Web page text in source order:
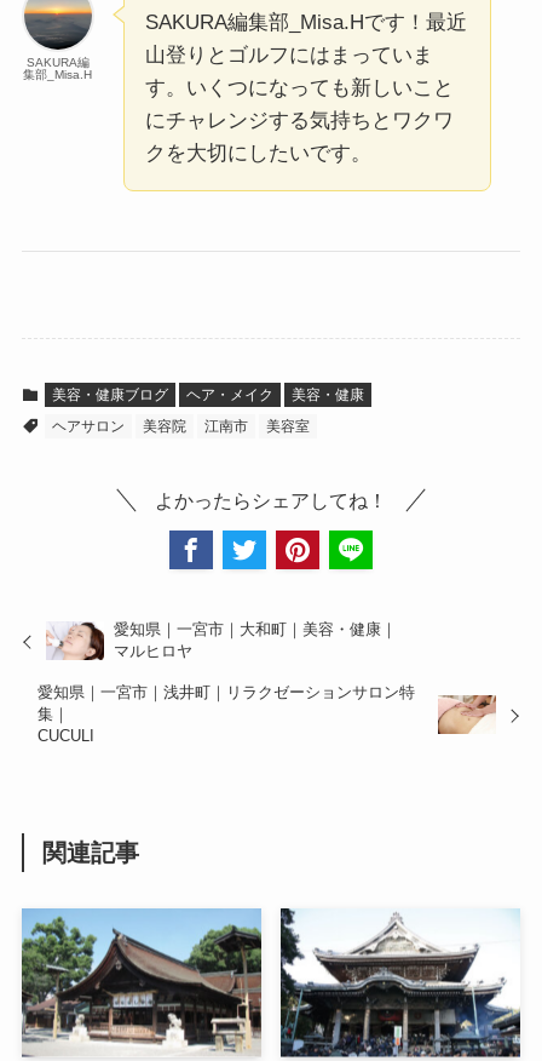
SAKURA編
集部_Misa.H
SAKURA編集部_Misa.Hです！最近
山登りとゴルフにはまっていま
す。いくつになっても新しいこと
にチャレンジする気持ちとワクワ
クを大切にしたいです。
美容・健康ブログ ヘア・メイク
美容・健康
ヘアサロン
美容院 江南市 美容室
よかったらシェアしてね！
愛知県｜一宮市｜大和町｜美容・健康｜
マルヒロヤ
愛知県｜一宮市｜浅井町｜リラクゼーションサロン特
集｜
CUCULI
関連記事